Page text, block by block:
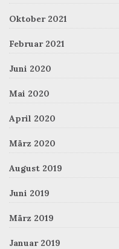
Oktober 2021
Februar 2021
Juni 2020
Mai 2020
April 2020
März 2020
August 2019
Juni 2019
März 2019
Januar 2019